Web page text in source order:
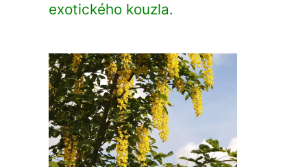
exotického kouzla.